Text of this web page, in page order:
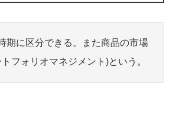
期に区分できる。また商品の市場
フォリオマネジメント)という。